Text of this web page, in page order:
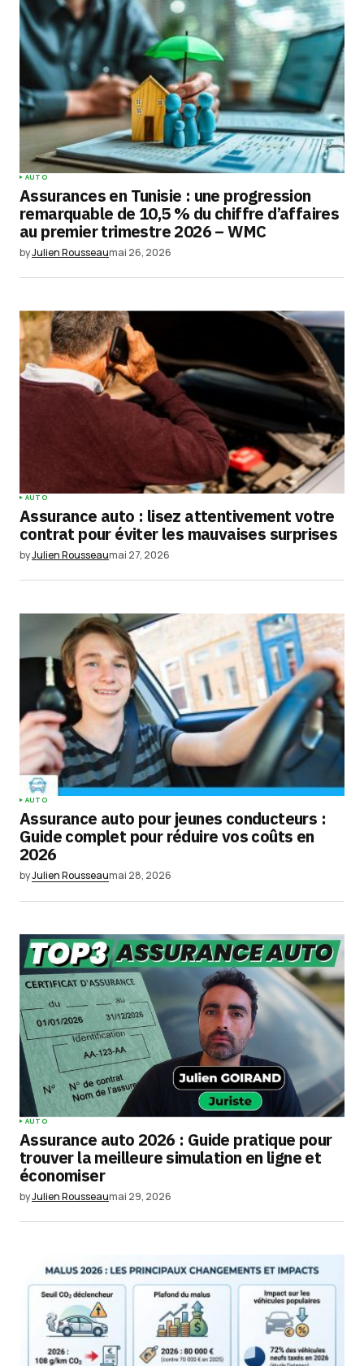
champs obligatoires sont indiqués avec*
Comment*
Your Name*
Your E-mail*
Enregistrer mon nom, mon e-mail et mon
site dans le navigateur pour mon prochain
Submit Comment
AUTO
Assurances en Tunisie : une progression
remarquable de 10,5 % du chiffre d’affaires
au premier trimestre 2026 – WMC
byJulien Rousseaumai 26, 2026
AUTO
Assurance auto : lisez attentivement votre
contrat pour éviter les mauvaises surprises
byJulien Rousseaumai 27, 2026
AUTO
Assurance auto pour jeunes conducteurs :
Guide complet pour réduire vos coûts en
2026
byJulien Rousseaumai 28, 2026
AUTO
Assurance auto 2026 : Guide pratique pour
trouver la meilleure simulation en ligne et
économiser
byJulien Rousseaumai 29, 2026